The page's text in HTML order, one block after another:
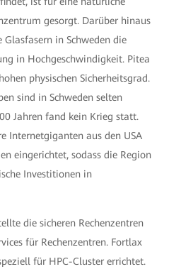
gesorgt. Darüber hinaus
in Schweden die
in Hochgeschwindigkeit. Pitea
physischen Sicherheitsgrad.
sind in Schweden selten
Jahren fand kein Krieg statt.
Internetgiganten aus den USA
eingerichtet, sodass die Region
Investitionen in
die sicheren Rechenzentren
für Rechenzentren. Fortlax
für HPC-Cluster errichtet.